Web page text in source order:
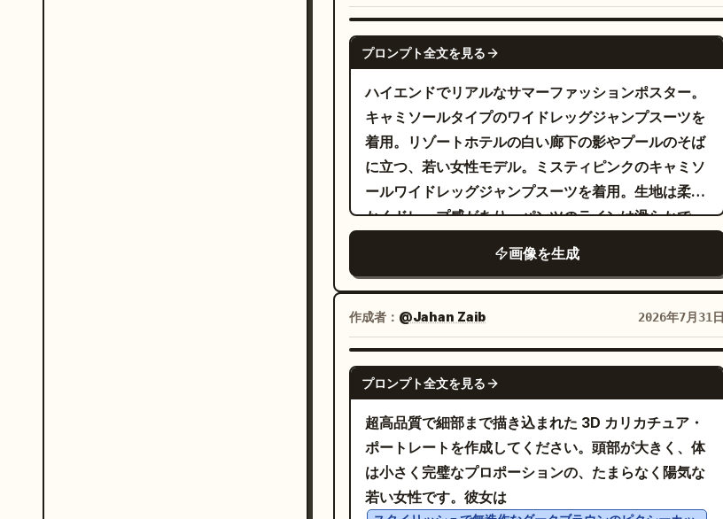
のアニメ美少女を1人、少し肩越しにこちらを振り返
るような構図で描く。ふわふわしたアッシュブロンド
／ライトベージュの髪を、風になびく毛束を残したル
ーズなサイドシニヨンにまとめ、大きく輝く金茶色の
瞳、ピンクのチーク、繊細で口を開けた表情にする。
頭の左側にパステルトーンのフラワーアレンジメント
を添える。花や色のクラスターを正確に5つ配置する
こと：ピンクの桜、淡いブルーの紫陽花、小さな白い
カスミソウ、小さな黄緑色のつぼみ、そして柔らかな
緑の葉。半透明のストラップ、レースの縁取り、クリ
スタルのチョーカー、ショルダーハーネス、小さなバ
ックル、発光するシアンとピンクのアクセント、青く
光るイヤーピースと透明なマイクチップを備えたヘッ
ドセットマイクを装着した、未来的な白とシルバーの
アイドル衣装を着用させる。ムードは純粋で優しく、
夢見心地で、少しだけ哀愁を帯びたものにする。 中央
の曲名 Lumière をネオンホワイトピンクのスクリ
プト体で配置し、かすかな下線の光の軌跡ときらめき
を加える。その下に小さなカタカナで「ルミエール」
と添える。タイトルの上に「のぞむ Debut Single」
GPT IMAGE 2
プロンプト全文を見る
ハイエンドでリアルなサマーファッションポスター。
キャミソールタイプのワイドレッグジャンプスーツを
着用。リゾートホテルの白い廊下の影やプールのそば
に立つ、若い女性モデル。ミスティピンクのキャミソ
ールワイドレッグジャンプスーツを着用。生地は柔ら
かくドレープ感があり、パンツのラインは滑らかで、
置き、もう片方の手でパンツのサイドの生地を軽く持
ち上げた、リラックスしたエレガントなポーズ。全体
的に高級リゾートウェアの雰囲気と夏の軽やかさを演
出し、ハイエンドなリゾートウェアのポスターのよう
な仕上がり。リアルな生地のドレープと空間照明を表
現し、3:4 の縦長フォーマットで作成。ポスターのテ
キスト内容：ブランド名：
Soft Isle 、製品名：
Camisole Wide-leg Jumpsuit
、英語サブタイト
ル：WIDE-LEG JUMPSUIT、スローガン：
Step into the holiday state in one step
トラベル：Lightweight fabric / Resort
画像を生成
作成者： @Jahan Zaib 2026年7月31日
GPT IMAGE 2
プロンプト全文を見る
超高品質で細部まで描き込まれた 3D カリカチュア・
ポートレートを作成してください。頭部が大きく、体
は小さく完璧なプロポーションの、たまらなく陽気な
若い女性です。彼女は